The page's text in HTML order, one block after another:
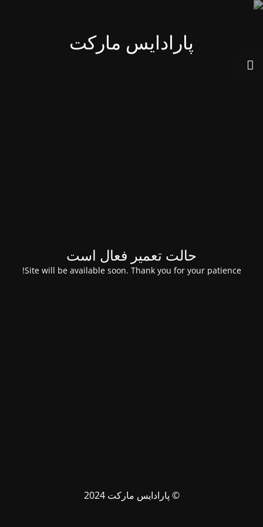
پارادایس مارکت
حالت تعمیر فعال است
Site will be available soon. Thank you for your patience!
© پارادایس مارکت 2024